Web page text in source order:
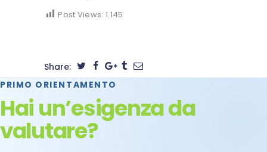
Post Views: 1.145
Share:
PRIMO ORIENTAMENTO
Hai un’esigenza da
valutare?